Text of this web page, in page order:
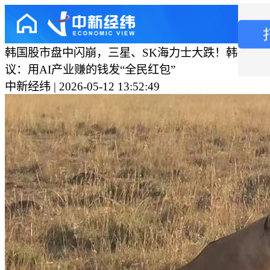
韩国股市盘中闪崩，三星、SK海力士大跌！韩国政
议：用AI产业赚的钱发“全民红包”
中新经纬 | 2026-05-12 13:52:49